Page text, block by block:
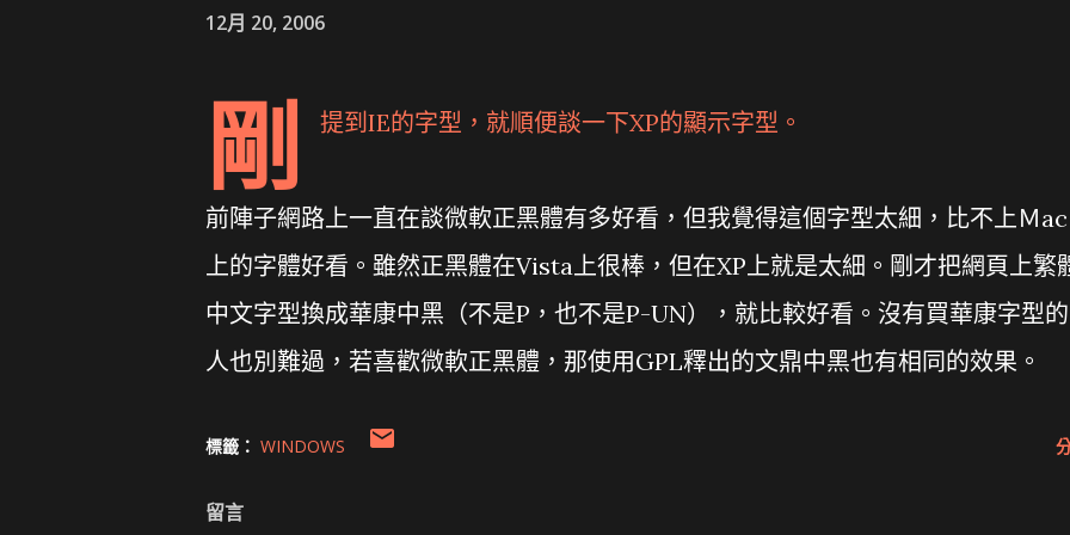
12月 20, 2006
剛 提到IE的字型，就順便談一下XP的顯示字型。
前陣子網路上一直在談微軟正黑體有多好看，但我覺得這個字型太細，比不上Ｍac
上的字體好看。雖然正黑體在Vista上很棒，但在XP上就是太細。剛才把網頁上繁
中文字型換成華康中黑（不是P，也不是P-UN），就比較好看。沒有買華康字型的
人也別難過，若喜歡微軟正黑體，那使用GPL釋出的文鼎中黑也有相同的效果。
標籤： WINDOWS
留言